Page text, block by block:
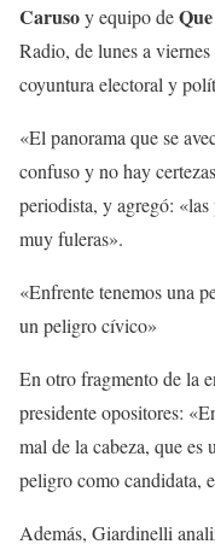
Carusoy equipo de
Radio, de lunes a
coyuntura electoral y
«El panorama que se
confuso y no hay
periodista, y agregó:
muy fuleras».
«Enfrente tenemos una
un peligro cívico»
En otro fragmento de la
presidente opositores:
mal de la cabeza, que
peligro como candidata,
Además, Giardinelli